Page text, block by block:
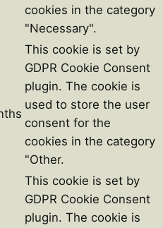
cookies in the category
"Necessary".
This cookie is set by
GDPR Cookie Consent
plugin. The cookie is
used to store the user
consent for the
cookies in the category
"Other.
This cookie is set by
GDPR Cookie Consent
plugin. The cookie is